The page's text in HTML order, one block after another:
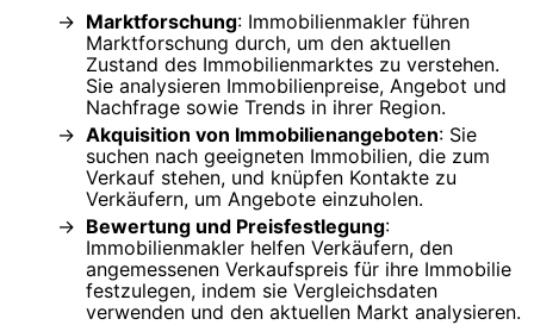
Marktforschung: Immobilienmakler führen
Marktforschung durch, um den aktuellen
Zustand des Immobilienmarktes zu verstehen.
Sie analysieren Immobilienpreise, Angebot und
Nachfrage sowie Trends in ihrer Region.
Akquisition von Immobilienangeboten: Sie
suchen nach geeigneten Immobilien, die zum
Verkauf stehen, und knüpfen Kontakte zu
Verkäufern, um Angebote einzuholen.
Bewertung und Preisfestlegung:
Immobilienmakler helfen Verkäufern, den
angemessenen Verkaufspreis für ihre Immobilie
festzulegen, indem sie Vergleichsdaten
verwenden und den aktuellen Markt analysieren.